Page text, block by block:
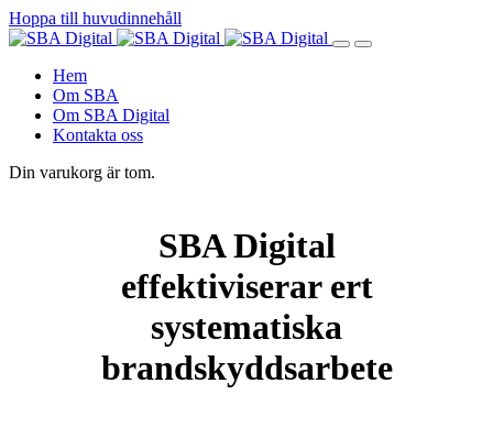
Hoppa till huvudinnehåll
Hem
Om SBA
Om SBA Digital
Kontakta oss
Din varukorg är tom.
SBA Digital
effektiviserar ert
systematiska
brandskyddsarbete